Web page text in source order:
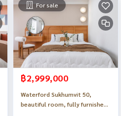
For sale
฿2,999,000
Waterford Sukhumvit 50,
beautiful room, fully furnished,